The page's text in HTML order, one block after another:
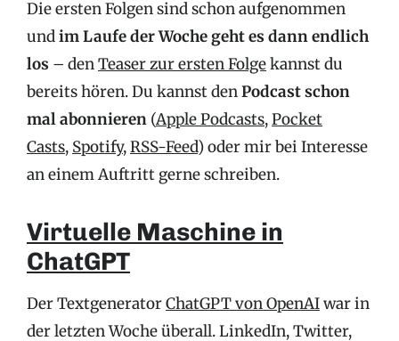
Die ersten Folgen sind schon aufgenommen
undim Laufe der Woche geht es dann endlich
los – denTeaser zur ersten Folgekannst du
bereits hören. Du kannst denPodcast schon
mal abonnieren (Apple Podcasts,Pocket
Casts, Spotify,RSS-Feed) oder mir bei Interesse
an einem Auftritt gerne schreiben.
Virtuelle Maschine in
ChatGPT
Der TextgeneratorChatGPT von OpenAIwar in
der letzten Woche überall. LinkedIn, Twitter,